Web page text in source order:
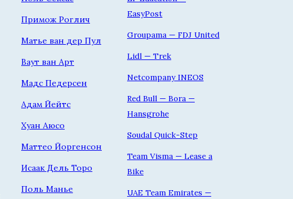
Примож Роглич
Матье ван дер Пул
Ваут ван Арт
Мадс Педерсен
Адам Йейтс
Хуан Аюсо
Маттео Йоргенсон
Исаак Дель Торо
Поль Манье
EasyPost
Groupama — FDJ United
Lidl — Trek
Netcompany INEOS
Red Bull — Bora —
Hansgrohe
Soudal Quick-Step
Team Visma — Lease a
Bike
UAE Team Emirates —